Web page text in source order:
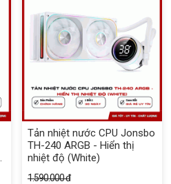
Tản nhiệt nước CPU Jonsbo
TH-240 ARGB - Hiển thị
nhiệt độ (White)
1.590.000 đ